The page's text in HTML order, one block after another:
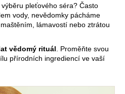
pleťového séra? Často
vody, nevědomky pácháme
lámavostí nebo ztrátou
vědomý rituál . Proměňte svou
přírodních ingrediencí ve vaší